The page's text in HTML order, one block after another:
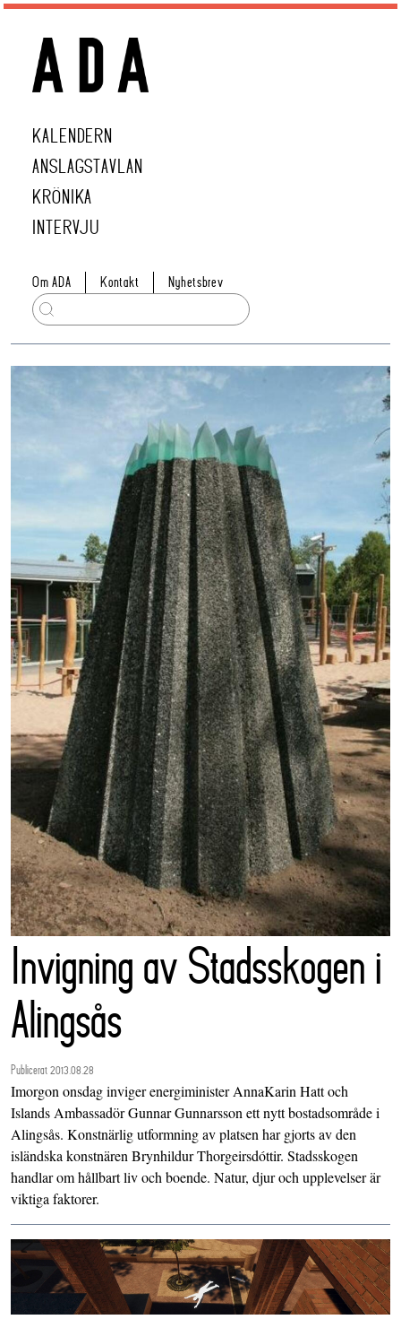
KALENDERN
ANSLAGSTAVLAN
KRÖNIKA
INTERVJU
Om ADA Kontakt Nyhetsbrev
Invigning av Stadsskogen i
Alingsås
Publicerat 2013.08.28
Imorgon onsdag inviger energiminister AnnaKarin Hatt och
Islands Ambassadör Gunnar Gunnarsson ett nytt bostadsområde i
Alingsås. Konstnärlig utformning av platsen har gjorts av den
isländska konstnären Brynhildur Thorgeirsdóttir. Stadsskogen
handlar om hållbart liv och boende. Natur, djur och upplevelser är
viktiga faktorer.